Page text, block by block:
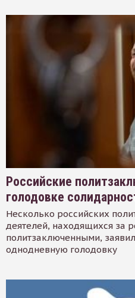
Российские
голодовке
Несколько российских
деятелей, находящихся за
политзаключенными,
однодневную голодовку